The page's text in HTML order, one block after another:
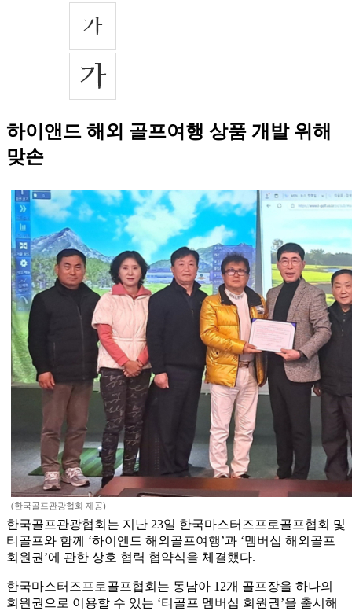
하이앤드 해외 골프여행 상품 개발 위해
맞손
(한국골프관광협회 제공)
한국골프관광협회는 지난 23일 한국마스터즈프로골프협회 및
티골프와 함께 ‘하이엔드 해외골프여행’과 ‘멤버십 해외골프
회원권’에 관한 상호 협력 협약식을 체결했다.
한국마스터즈프로골프협회는 동남아 12개 골프장을 하나의
회원권으로 이용할 수 있는 ‘티골프 멤버십 회원권’을 출시해